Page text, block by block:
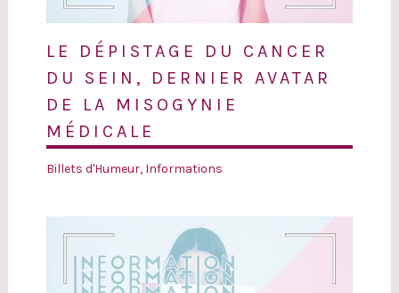
LE DÉPISTAGE DU CANCER
DU SEIN, DERNIER AVATAR
DE LA MISOGYNIE
MÉDICALE
Billets d'Humeur, Informations